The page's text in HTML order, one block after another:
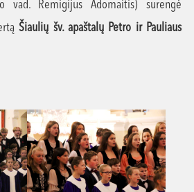
vad. Remigijus Adomaitis) surengė
Šiaulių šv. apaštalų Petro ir Pauliaus